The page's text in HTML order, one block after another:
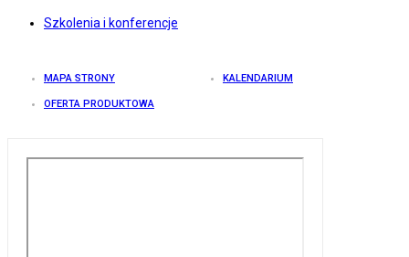
Szkolenia i konferencje
MAPA STRONY KALENDARIUM
OFERTA PRODUKTOWA